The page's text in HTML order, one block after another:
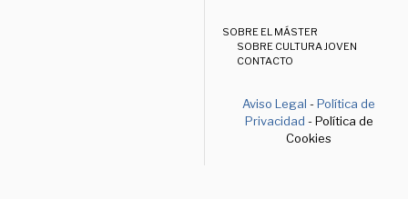
SOBRE EL MÁSTER
SOBRE CULTURA JOVEN
CONTACTO
Aviso Legal -Política de
Privacidad - Política de
Cookies